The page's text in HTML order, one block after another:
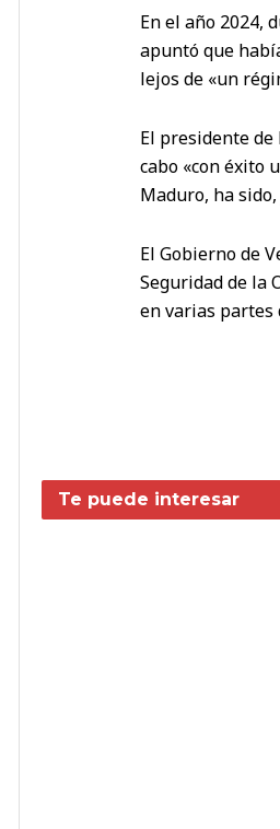
En el año 2024,
apuntó que
lejos de «un
El presidente de
cabo «con éxito
Maduro, ha
El Gobierno de
Seguridad de la
en varias partes
Te puede interesar